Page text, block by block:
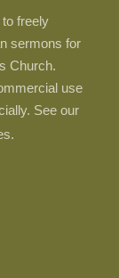
freely
sermons for
Church.
use
See our